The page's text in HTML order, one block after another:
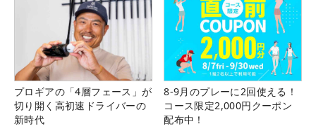
プロギアの「4層フェース」が
切り開く高初速ドライバーの
新時代
8-9月のプレーに2回使える！
コース限定2,000円クーポン
配布中！